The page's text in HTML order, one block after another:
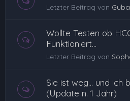
Letzter Beitrag von Guba
Wollte Testen ob
Funktioniert...
Letzter Beitrag von
Sie ist weg... und ich
(Update n. 1 Jahr)